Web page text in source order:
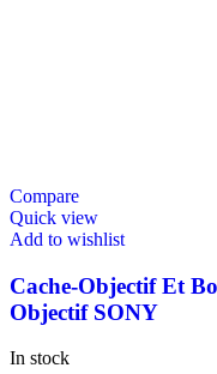
Compare
Quick view
Add to wishlist
Cache-Objectif Et
Objectif SONY
In stock